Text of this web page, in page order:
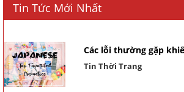
Tin Tức Mới Nhất
Các lỗi thường gặp
Tin Thời Trang